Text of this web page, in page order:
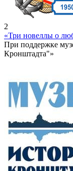
2
«Три новеллы о
При поддержке
Кронштадта"»